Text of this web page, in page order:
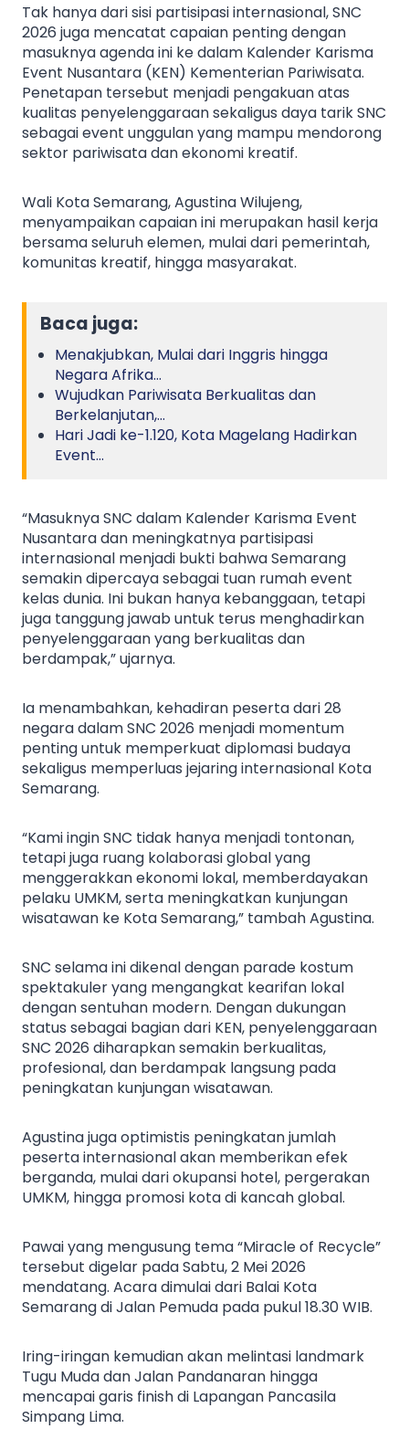
Tak hanya dari sisi partisipasi internasional, SNC
2026 juga mencatat capaian penting dengan
masuknya agenda ini ke dalam Kalender Karisma
Event Nusantara (KEN) Kementerian Pariwisata.
Penetapan tersebut menjadi pengakuan atas
kualitas penyelenggaraan sekaligus daya tarik SNC
sebagai event unggulan yang mampu mendorong
sektor pariwisata dan ekonomi kreatif.
Wali Kota Semarang, Agustina Wilujeng,
menyampaikan capaian ini merupakan hasil kerja
bersama seluruh elemen, mulai dari pemerintah,
komunitas kreatif, hingga masyarakat.
Baca juga:
Menakjubkan, Mulai dari Inggris hingga
Negara Afrika…
Wujudkan Pariwisata Berkualitas dan
Berkelanjutan,…
Hari Jadi ke-1.120, Kota Magelang Hadirkan
Event…
“Masuknya SNC dalam Kalender Karisma Event
Nusantara dan meningkatnya partisipasi
internasional menjadi bukti bahwa Semarang
semakin dipercaya sebagai tuan rumah event
kelas dunia. Ini bukan hanya kebanggaan, tetapi
juga tanggung jawab untuk terus menghadirkan
penyelenggaraan yang berkualitas dan
berdampak,” ujarnya.
Ia menambahkan, kehadiran peserta dari 28
negara dalam SNC 2026 menjadi momentum
penting untuk memperkuat diplomasi budaya
sekaligus memperluas jejaring internasional Kota
Semarang.
“Kami ingin SNC tidak hanya menjadi tontonan,
tetapi juga ruang kolaborasi global yang
menggerakkan ekonomi lokal, memberdayakan
pelaku UMKM, serta meningkatkan kunjungan
wisatawan ke Kota Semarang,” tambah Agustina.
SNC selama ini dikenal dengan parade kostum
spektakuler yang mengangkat kearifan lokal
dengan sentuhan modern. Dengan dukungan
status sebagai bagian dari KEN, penyelenggaraan
SNC 2026 diharapkan semakin berkualitas,
profesional, dan berdampak langsung pada
peningkatan kunjungan wisatawan.
Agustina juga optimistis peningkatan jumlah
peserta internasional akan memberikan efek
berganda, mulai dari okupansi hotel, pergerakan
UMKM, hingga promosi kota di kancah global.
Pawai yang mengusung tema “Miracle of Recycle”
tersebut digelar pada Sabtu, 2 Mei 2026
mendatang. Acara dimulai dari Balai Kota
Semarang di Jalan Pemuda pada pukul 18.30 WIB.
Iring-iringan kemudian akan melintasi landmark
Tugu Muda dan Jalan Pandanaran hingga
mencapai garis finish di Lapangan Pancasila
Simpang Lima.